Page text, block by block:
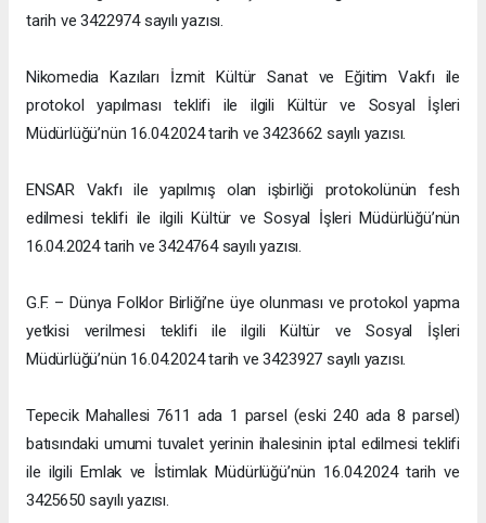
tarih ve 3422974 sayılı yazısı.
Nikomedia Kazıları İzmit Kültür Sanat ve Eğitim Vakfı ile
protokol yapılması teklifi ile ilgili Kültür ve Sosyal İşleri
Müdürlüğü’nün 16.04.2024 tarih ve 3423662 sayılı yazısı.
ENSAR Vakfı ile yapılmış olan işbirliği protokolünün fesh
edilmesi teklifi ile ilgili Kültür ve Sosyal İşleri Müdürlüğü’nün
16.04.2024 tarih ve 3424764 sayılı yazısı.
G.F. – Dünya Folklor Birliği’ne üye olunması ve protokol yapma
yetkisi verilmesi teklifi ile ilgili Kültür ve Sosyal İşleri
Müdürlüğü’nün 16.04.2024 tarih ve 3423927 sayılı yazısı.
Tepecik Mahallesi 7611 ada 1 parsel (eski 240 ada 8 parsel)
batısındaki umumi tuvalet yerinin ihalesinin iptal edilmesi teklifi
ile ilgili Emlak ve İstimlak Müdürlüğü’nün 16.04.2024 tarih ve
3425650 sayılı yazısı.